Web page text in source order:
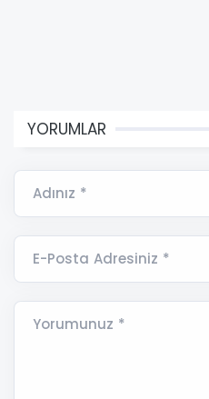
YORUMLAR
Adınız *
E-Posta Adresiniz *
Yorumunuz *